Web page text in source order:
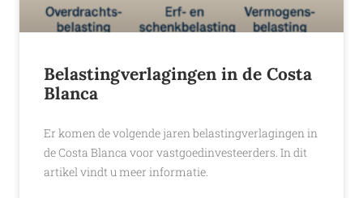
Belastingverlagingen in de Costa
Blanca
Er komen de volgende jaren belastingverlagingen in
de Costa Blanca voor vastgoedinvesteerders. In dit
artikel vindt u meer informatie.